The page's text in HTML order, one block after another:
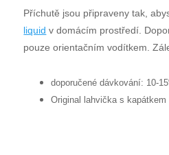
Příchutě jsou připraveny tak,
liquid v domácím prostředí.
pouze orientačním vodítkem.
doporučené dávkování: 10-
Original lahvička s kapátkem